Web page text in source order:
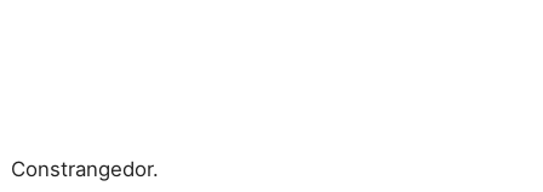
Constrangedor.